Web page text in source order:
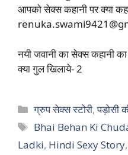
आपको सेक्स कहानी पर क्या
नयी जवानी का सेक्स कहानी
क्या गुल खिलाये- 2
Categories
ग्रुप सेक्स स्टोरी,पड़ोसी
Tags
Bhai Behan Ki
Ladki, Hindi Sexy Story,